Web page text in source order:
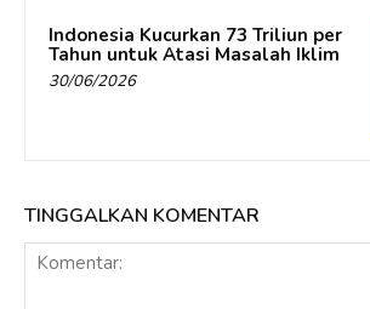
Indonesia Kucurkan 73 Triliun per
Tahun untuk Atasi Masalah Iklim
30/06/2026
TINGGALKAN KOMENTAR